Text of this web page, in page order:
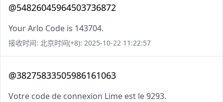
@54826045964503736872
Your Arlo Code is 143704.
接收时间: 北京时间(+8): 2025-10-22 11:22:57
@38275833505986161063
Votre code de connexion Lime est le 9293.